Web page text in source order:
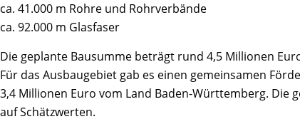
ca. 41.000 m Rohre und Rohrverbände
ca. 92.000 m Glasfaser
Die geplante Bausumme beträgt rund 4,5 Millionen
Für das Ausbaugebiet gab es einen gemeinsamen
3,4 Millionen Euro vom Land Baden-Württemberg.
auf Schätzwerten.